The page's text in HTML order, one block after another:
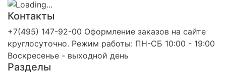
Контакты
+7(495) 147-92-00 Оформление заказов на сайте
круглосуточно. Режим работы: ПН-СБ 10:00 - 19:00
Воскресенье - выходной день
Разделы